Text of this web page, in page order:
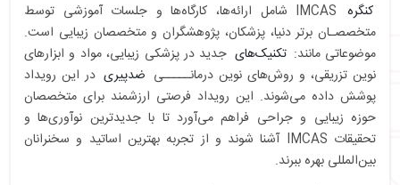
کنگره
IMCAS شامل ارائه‌ها، کارگاه‌ها و جلسات آموزشی توسط
متخصصـان برتر دنیا، پزشکان، پژوهشگران و متخصصان زیبایی است.
موضوعاتی مانند: تکنیک‌های جدید در پزشکی زیبایی، مواد و ابزارهای
نوین تزریقی، و روش‌های نوین درمانـــــی ضدپیری در این رویداد
پوشش داده می‌شوند. این رویداد فرصتی ارزشمند برای متخصصان
حوزه زیبایی و جراحی فراهم می‌آورد تا با جدیدترین نوآوری‌ها و
تحقیقات IMCAS آشنا شوند و از تجربه بهترین اساتید و سخنرانان
بین‌المللی بهره ببرند.